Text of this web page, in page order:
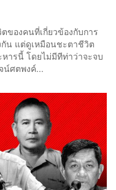
ของคนที่เกี่ยวข้องกับการ
น แต่ดูเหมือนชะตาชีวิต
ารนี้ โดยไม่มีทีท่าว่าจะจบ
ศตพงค์...